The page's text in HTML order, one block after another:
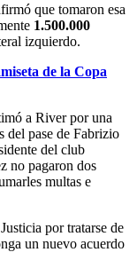
que tomaron esa
1.500.000
izquierdo.
de la Copa
a River por una
del pase de Fabrizio
del club
no pagaron dos
multas e
por tratarse de
un nuevo acuerdo